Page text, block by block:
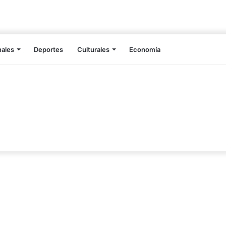
Deportes Culturales Economía